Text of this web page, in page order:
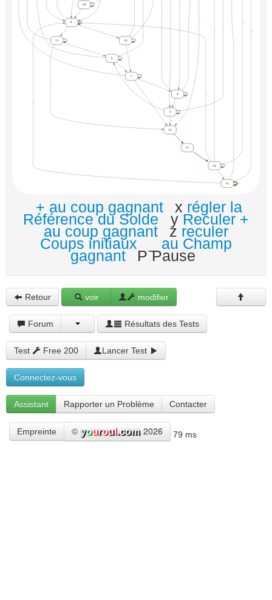
+ au coup gagnant x régler la
Référence du Solde y Reculer +
au coup gagnant z reculer
Coups initiaux au Champ
gagnant P Pause
Retour voir modifier
Forum Résultats des Tests
Test Free 200 Lancer Test
Connectez-vous
Assistant Rapporter un Problème Contacter
Empreinte © 2026 79 ms